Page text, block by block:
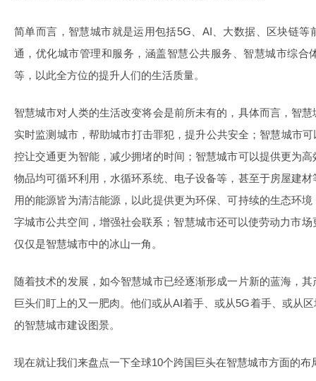
简单而言，智慧城市就是运用包括5G、AI、大数据、区块链等
通，优化城市管理和服务，涵盖智慧公共服务、智慧城市综合
等，以此全方位的提升人们的生活质量。
智慧城市对人类的生活改变将会是前所未有的，具体而言，智
实时监测城市，帮助城市打击罪犯，提升公共安全；智慧城市
控让交通更为智能，减少拥堵的时间；智慧城市可以提供更为
物品均可循环利用，水循环系统、电子设备等，甚至于房屋建
用的能源皆为清洁能源，以此提供更为环保、可持续的生态环
字城市公共空间，增强社会联系；智慧城市还可以使劳动力市
仅仅是智慧城市中的冰山一角。
随着技术的发展，如今智慧城市已经逐渐形成一片新的蓝海，
巨头们盯上的又一肥肉。他们或从AI着手、或从5G着手、或从
的智慧城市建设图景。
现在就让我们来盘点一下全球10个跨国巨头在智慧城市方面的布